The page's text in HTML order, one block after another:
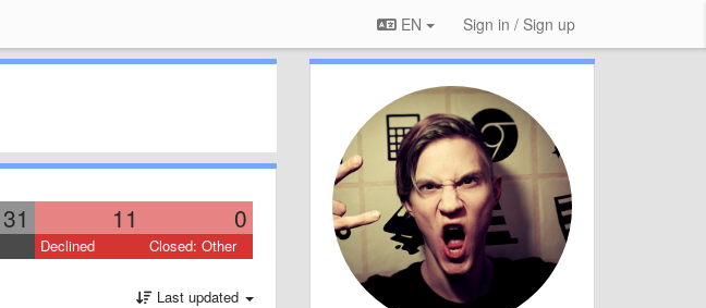
EN Sign in / Sign up
31 11 0
Declined Closed: Other
Last updated